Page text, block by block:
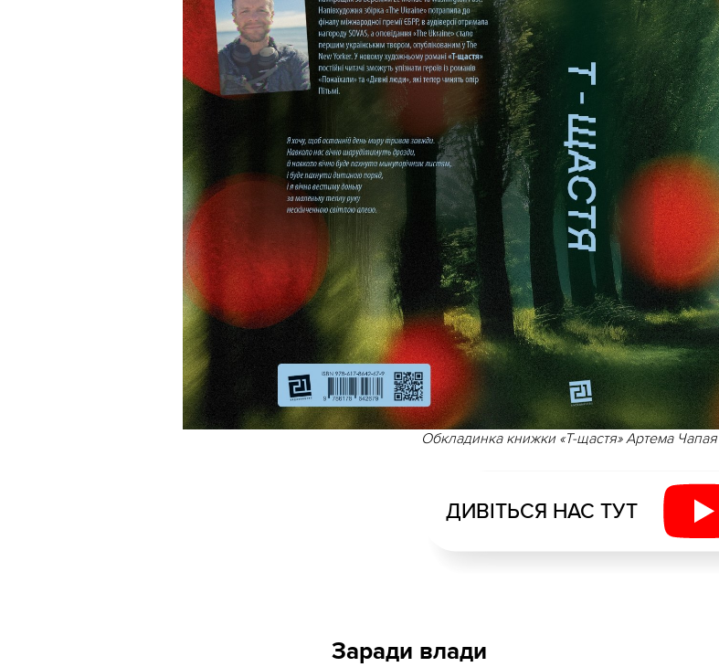
Обкладинка книжки «Т-щастя» Артема Чапая
ДИВІТЬСЯ НАС ТУТ
Заради влади